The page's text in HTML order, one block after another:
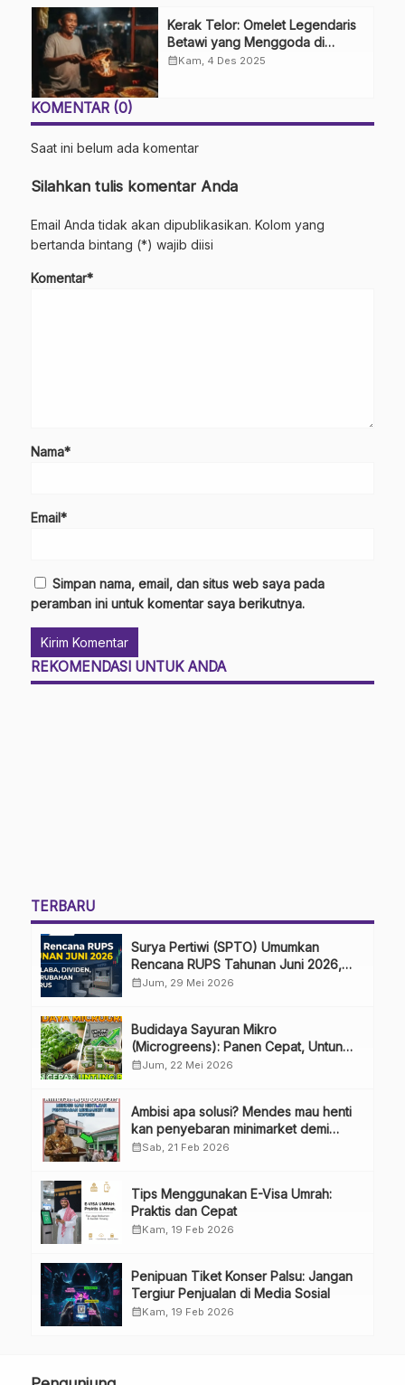
Kerak Telor: Omelet Legendaris
Betawi yang Menggoda di
Tengah Modernitas
calendar_monthKam, 4 Des 2025
KOMENTAR (0)
Saat ini belum ada komentar
Silahkan tulis komentar Anda
Email Anda tidak akan dipublikasikan. Kolom yang
bertanda bintang (*) wajib diisi
Komentar*
Nama*
Email*
Simpan nama, email, dan situs web saya pada
peramban ini untuk komentar saya berikutnya.
REKOMENDASI UNTUK ANDA
TERBARU
Surya Pertiwi (SPTO) Umumkan
Rencana RUPS Tahunan Juni 2026,
Bahas Penggunaan Laba Hingga
calendar_monthJum, 29 Mei 2026
Budidaya Sayuran Mikro
(Microgreens): Panen Cepat, Untung
Besar
calendar_monthJum, 22 Mei 2026
Ambisi apa solusi? Mendes mau henti
kan penyebaran minimarket demi
kopdes.
calendar_monthSab, 21 Feb 2026
Tips Menggunakan E-Visa Umrah:
Praktis dan Cepat
calendar_monthKam, 19 Feb 2026
Penipuan Tiket Konser Palsu: Jangan
Tergiur Penjualan di Media Sosial
calendar_monthKam, 19 Feb 2026